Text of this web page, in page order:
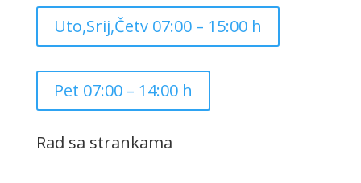
Uto,Srij,Četv 07:00 – 15:00 h
Pet 07:00 – 14:00 h
Rad sa strankama